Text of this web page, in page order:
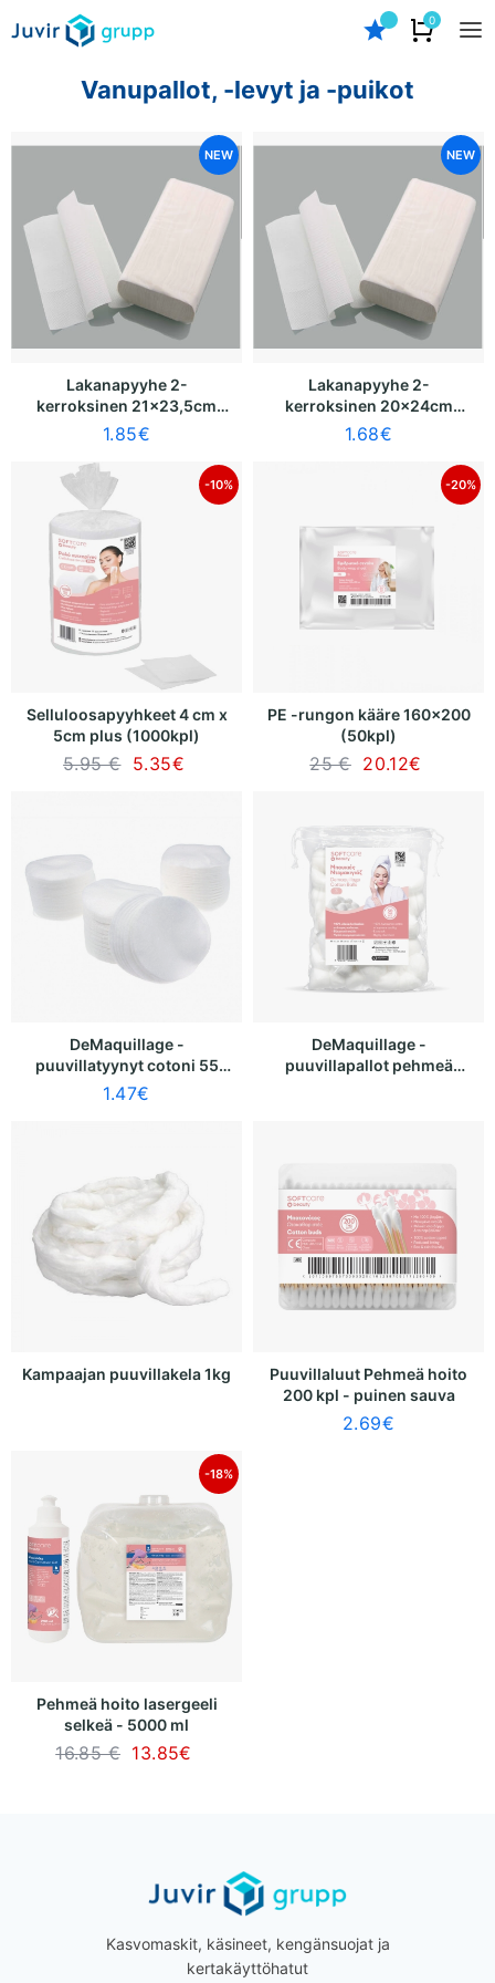
0
Vanupallot, -levyt ja -puikot
NEW
Lakanapyyhe 2-
kerroksinen 21x23,5cm
(vakio 200 z) 1 kpl.
1.85€
NEW
Lakanapyyhe 2-
kerroksinen 20x24cm
(vakio 150 z) 1 kpl.
1.68€
-10%
Selluloosapyyhkeet 4 cm x
5cm plus (1000kpl)
5.95 € 5.35€
-20%
PE -rungon kääre 160x200
(50kpl)
25 € 20.12€
DeMaquillage -
puuvillatyynyt cotoni 55
mm (70 kpl)
1.47€
DeMaquillage -
puuvillapallot pehmeä
Kampaajan puuvillakela 1kg
Puuvillaluut Pehmeä hoito
200 kpl - puinen sauva
2.69€
-18%
Pehmeä hoito lasergeeli
selkeä - 5000 ml
16.85 € 13.85€
Kasvomaskit, käsineet, kengänsuojat ja
kertakäyttöhatut